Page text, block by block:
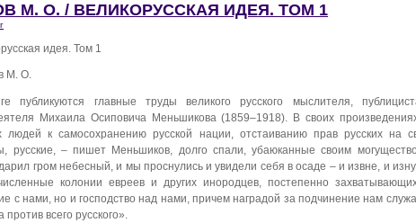
М. О. / ВЕЛИКОРУССКАЯ ИДЕЯ. ТОМ 1
идея. Том 1
М. О.
публикуются главные труды великого русского мыслителя,
Михаила Осиповича Меньшикова (1859–1918). В своих
людей к самосохранению русской нации, отстаиванию прав русских на
русские, – пишет Меньшиков, долго спали, убаюканные своим
гром небесный, и мы проснулись и увидели себя в осаде – и извне, и
колонии евреев и других инородцев, постепенно
с нами, но и господство над нами, причем наградой за подчинение нам
всего русского».